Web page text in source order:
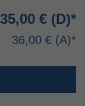
35,00 €
36,00 €